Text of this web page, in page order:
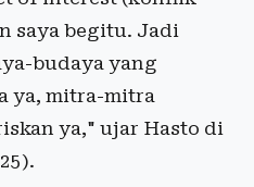
saya begitu. Jadi
budaya yang
ya, mitra-mitra
ya," ujar Hasto di